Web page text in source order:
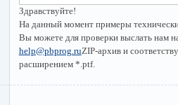
Здравствуйте!
На данный момент примеры
Вы можете для проверки выслать нам
help@pbprog.ruZIP-архив и
расширением *.ptf.